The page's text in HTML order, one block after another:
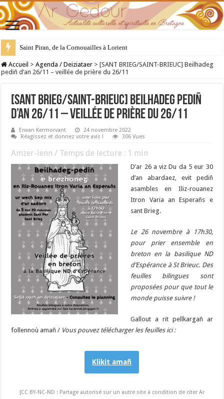
Saint Piran, de la Cornouailles à Lorient
28 juillet : Saint Samson de Dol, père de la Bretagne chrétienne
Accueil > Agenda / Deiziataer > [SANT BRIEG/SAINT-BRIEUC] Beilhadeg
pediñ d’an 26/11 – veillée de prière du 26/11
[SANT BRIEG/SAINT-BRIEUC] Beilhadeg pediñ
d’an 26/11 – veillée de prière du 26/11
Erwan Kermorvant
24 novembre 2022
Réagissez et donnez votre avis !
306 Vues
Amzer-lenn / Temps de lecture : 1 min
D’ar 26 a viz Du da 5 eur 30
d’an abardaez, evit pediñ
asambles en Iliz-rouanez
Itron Varia an Esperañs e
sant Brieg.
Le 26 novembre à 17h30,
pour prier ensemble en
breton en la basilique ND
d’Espérance à St Brieuc. Des
feuilles bilingues sont
proposées pour que tout le
monde puisse suivre !
Gallout a rit pellkargañ ar
follennoù amañ / Vous pouvez télécharger les feuilles ici :
Klikit amañ
[CC BY-NC-ND : Partage autorisé sur un autre site à condition de citer Ar